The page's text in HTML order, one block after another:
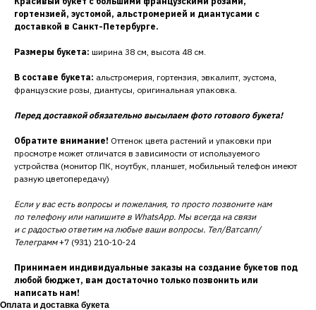
гортензией, эустомой, альстромерией и диантусами с
доставкой в Санкт-Петербурге.
Размеры букета: ширина 38 см, высота 48 см.
В составе букета: альстромерия, гортензия, эвкалипт, эустома,
французские розы, диантусы, оригинальная упаковка.
Перед доставкой обязательно высылаем фото готового букета!
Обратите внимание! Оттенок цвета растений и упаковки при
просмотре может отличатся в зависимости от используемого
устройства (монитор ПК, ноутбук, планшет, мобильный телефон имеют
разную цветопередачу)
Если у вас есть вопросы и пожелания, то просто позвоните нам
по телефону или напишите в WhatsApp. Мы всегда на связи
и с радостью ответим на любые ваши вопросы. Тел/Ватсапп/
Телеграмм+7 (931) 210-10-24
Принимаем индивидуальные заказы на создание букетов под
любой бюджет, вам достаточно только позвонить или
написать нам!
Оплата и доставка букета